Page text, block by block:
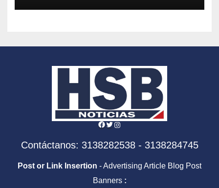
Facebook
Twitter
Instagram
Contáctanos: 3138282538 - 3138284745
Post or Link Insertion - Advertising Article Blog Post
Banners :